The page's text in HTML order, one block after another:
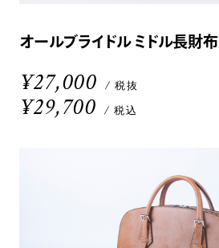
オールブライドル ミドル長財布
¥27,000 / 税抜
¥29,700 / 税込